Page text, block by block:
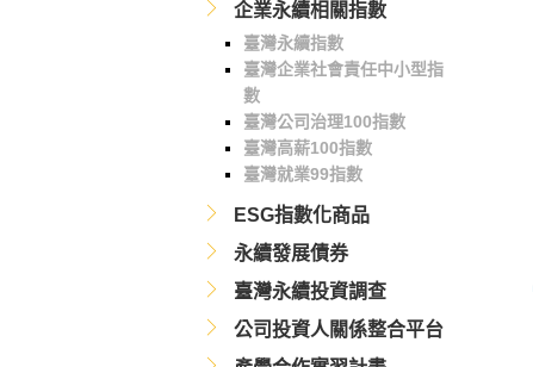
企業永續相關指數
臺灣永續指數
臺灣企業社會責任中小型指
數
臺灣公司治理100指數
臺灣高薪100指數
臺灣就業99指數
ESG指數化商品
永續發展債券
臺灣永續投資調查
公司投資人關係整合平台